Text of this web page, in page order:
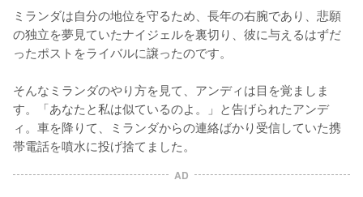
ミランダは自分の地位を守るため、長年の右腕であり、悲願
の独立を夢見ていたナイジェルを裏切り、彼に与えるはずだ
ったポストをライバルに譲ったのです。
そんなミランダのやり方を見て、アンディは目を覚ましま
す。「あなたと私は似ているのよ。」と告げられたアンデ
ィ。車を降りて、ミランダからの連絡ばかり受信していた携
帯電話を噴水に投げ捨てました。
AD